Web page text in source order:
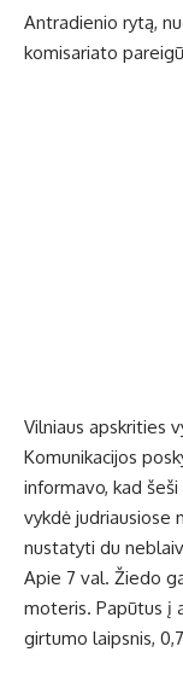
Antradienio rytą,
komisariato
Vilniaus apskrities
Komunikacijos
informavo, kad
vykdė judriausiose
nustatyti du
Apie 7 val. Žiedo
moteris. Papūtus į
girtumo laipsnis,